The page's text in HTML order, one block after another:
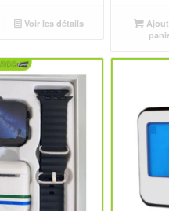
د.م.40.00.
actuel
د.م.35.00.
Voir les détails